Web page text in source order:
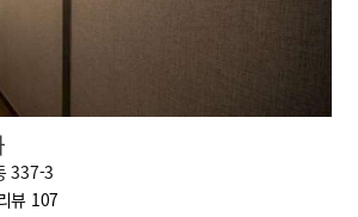
337-3
뷰 107